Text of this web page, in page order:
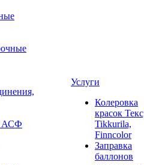
АСФ
Услуги
Колеровка
красок
Tikkurila,
Finncolor
Заправка
баллонов